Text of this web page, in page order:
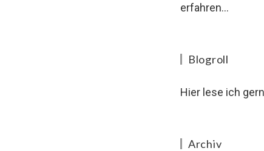
erfahren...
Blogroll
Hier lese ich
Archiv